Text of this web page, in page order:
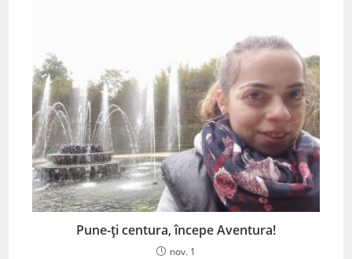
Pune-ți centura, începe Aventura!
nov. 1